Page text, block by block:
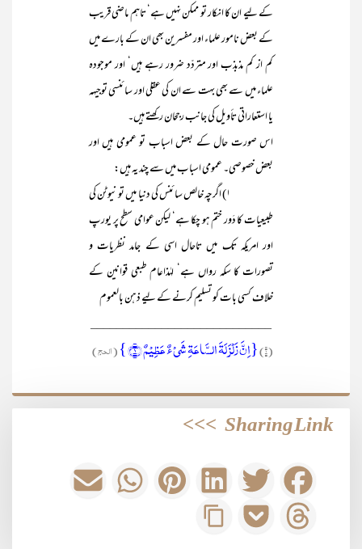
کے لیے ان کا انکار تو ممکن نہیں ہے‘ تاہم ماضی قریب
کے بعض نامور علماء اور مفسرین بھی ان کے بارے میں
کم از کم مذبذب اور متردّد ضرور رہے ہیں‘ اور موجودہ
علماء میں سے بھی بہت سے ان کی عقلی اور سائنسی توجیہہ
یا استعاراتی تأویل کی جانب رجحان رکھتے ہیں۔
اس صورت حال کے بعض اسباب تو عمومی ہیں اور
بعض خصوصی۔ عمومی اسباب میں سے چند یہ ہیں:
۱) اگرچہ خالص سائنس کی دنیا میں تو نیوٹن کی
طبیعیات کا دَور ختم ہو چکا ہے‘ لیکن عوامی سطح پر یورپ
اور امریکہ تک میں تاحال اسی کے جامد نظریات و
تصورات کا سکہ رواں ہے‘ لہٰذاعام طبعی قوانین کے
خلاف کسی بات کو تسلیم کرنے کے لیے ذہن بالعموم
____________________________
(۱) {اِنَّ زَلۡزَلَۃَ السَّاعَۃِ شَیۡءٌ عَظِیۡمٌ ﴿۱﴾ } (الحج)
Sharing Link
>>>